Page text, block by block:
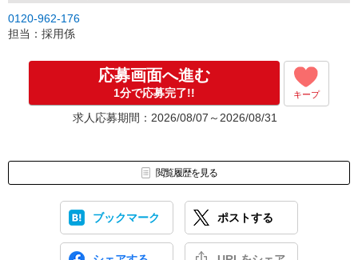
0120-962-176
担当：採用係
応募画面へ進む
1分で応募完了!! キープ
求人応募期間：2026/08/07～2026/08/31
閲覧履歴を見る
ブックマーク ポストする